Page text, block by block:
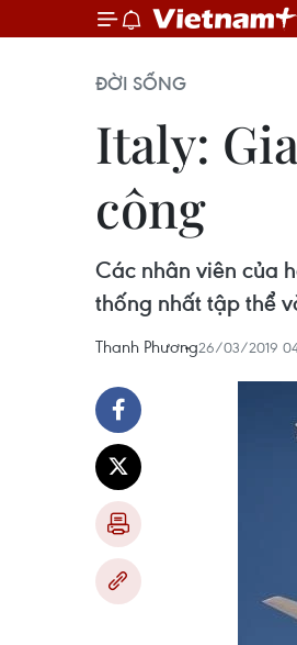
ĐỜI SỐNG
Italy:
công
Các nhân viên của
thống nhất tập thể
Thanh Phương26/03/2019